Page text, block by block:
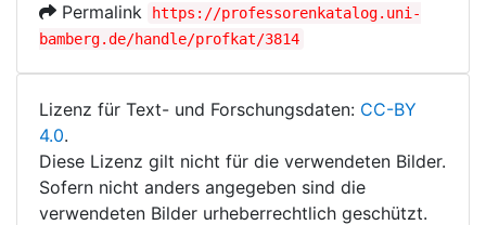
Permalink
https://professorenkatalog.uni-
bamberg.de/handle/profkat/3814
Lizenz für Text- und Forschungsdaten: CC-BY
4.0.
Diese Lizenz gilt nicht für die verwendeten Bilder.
Sofern nicht anders angegeben sind die
verwendeten Bilder urheberrechtlich geschützt.